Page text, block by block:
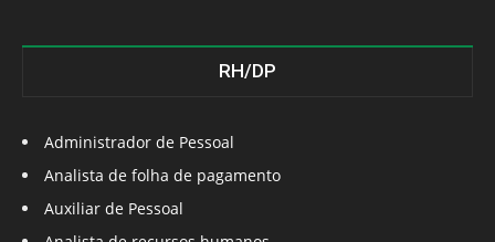
RH/DP
Administrador de Pessoal
Analista de folha de pagamento
Auxiliar de Pessoal